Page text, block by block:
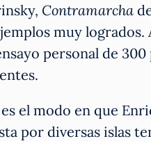
Contramarcha
muy
personal de
es el modo en que
por diversas islas